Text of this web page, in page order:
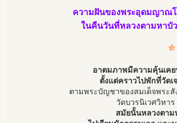
ความฝันของพระอุดมญาณ
ในคืนวันที่หลวงตามหาบั
อาตมภาพมีความคุ้นเค
ตั้งแต่คราวไปพักที่วัดเ
ตามพระบัญชาของสมเด็จพระ
วัดบวรนิเวศวิหา
สมัยนั้นหลวงตา